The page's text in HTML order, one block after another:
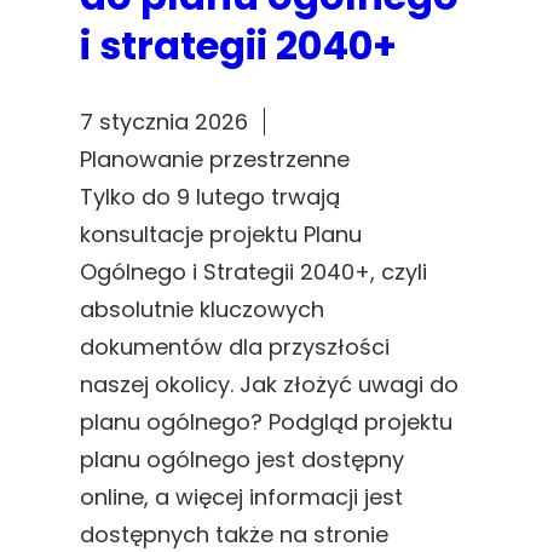
i strategii 2040+
7 stycznia 2026
Planowanie przestrzenne
Tylko do 9 lutego trwają
konsultacje projektu Planu
Ogólnego i Strategii 2040+, czyli
absolutnie kluczowych
dokumentów dla przyszłości
naszej okolicy. Jak złożyć uwagi do
planu ogólnego? Podgląd projektu
planu ogólnego jest dostępny
online, a więcej informacji jest
dostępnych także na stronie